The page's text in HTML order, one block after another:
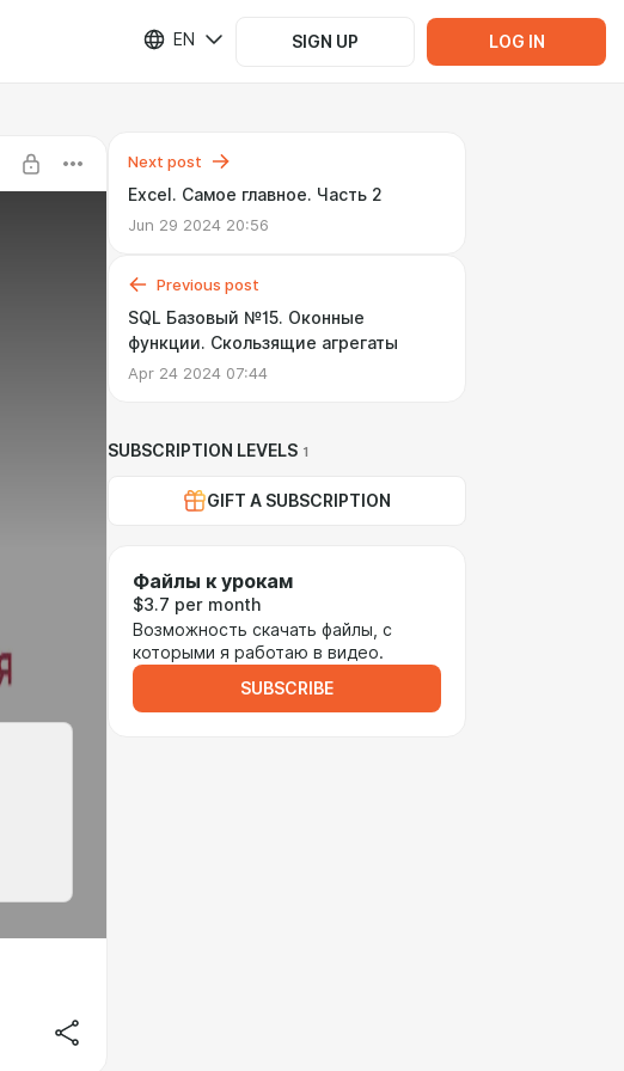
EN SIGN UP LOG IN
Next post
Excel. Самое главное. Часть 2
Jun 29 2024 20:56
Previous post
SQL Базовый №15. Оконные
функции. Скользящие агрегаты
Apr 24 2024 07:44
SUBSCRIPTION LEVELS 1
GIFT A SUBSCRIPTION
Файлы к урокам
$3.7 per month
Возможность скачать файлы, с
которыми я работаю в видео.
SUBSCRIBE